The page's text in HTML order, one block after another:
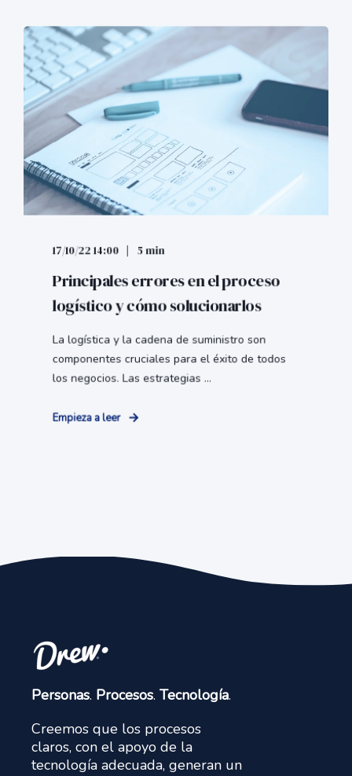
17/10/22 14:00 5 min
Principales errores en el proceso
logístico y cómo solucionarlos
La logística y la cadena de suministro son
componentes cruciales para el éxito de todos
los negocios. Las estrategias ...
Empieza a leer
Personas. Procesos. Tecnología.
Creemos que los procesos
claros, con el apoyo de la
tecnología adecuada, generan un